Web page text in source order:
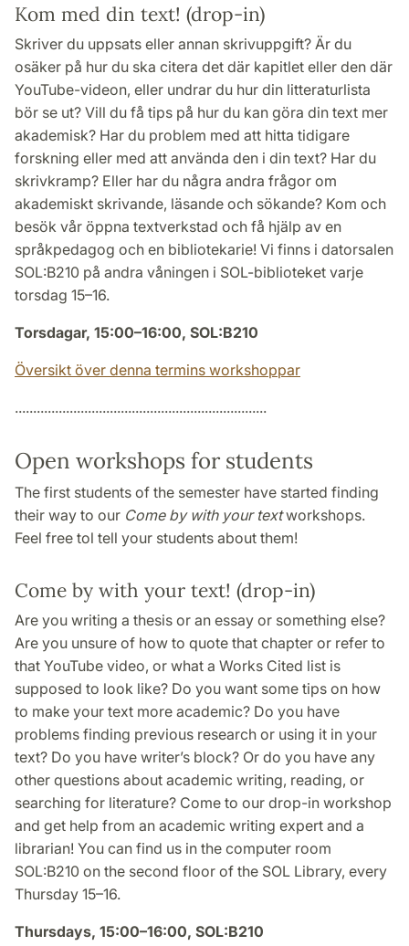
Kom med din text! (drop-in)
Skriver du uppsats eller annan skrivuppgift? Är du
osäker på hur du ska citera det där kapitlet eller den där
YouTube-videon, eller undrar du hur din litteraturlista
bör se ut? Vill du få tips på hur du kan göra din text mer
akademisk? Har du problem med att hitta tidigare
forskning eller med att använda den i din text? Har du
skrivkramp? Eller har du några andra frågor om
akademiskt skrivande, läsande och sökande? Kom och
besök vår öppna textverkstad och få hjälp av en
språkpedagog och en bibliotekarie! Vi finns i datorsalen
SOL:B210 på andra våningen i SOL-biblioteket varje
torsdag 15–16.
Torsdagar, 15:00–16:00, SOL:B210
Översikt över denna termins workshoppar
.....................................................................
Open workshops for students
The first students of the semester have started finding
their way to our Come by with your textworkshops.
Feel free tol tell your students about them!
Come by with your text! (drop-in)
Are you writing a thesis or an essay or something else?
Are you unsure of how to quote that chapter or refer to
that YouTube video, or what a Works Cited list is
supposed to look like? Do you want some tips on how
to make your text more academic? Do you have
problems finding previous research or using it in your
text? Do you have writer’s block? Or do you have any
other questions about academic writing, reading, or
searching for literature? Come to our drop-in workshop
and get help from an academic writing expert and a
librarian! You can find us in the computer room
SOL:B210 on the second floor of the SOL Library, every
Thursday 15–16.
Thursdays, 15:00–16:00, SOL:B210